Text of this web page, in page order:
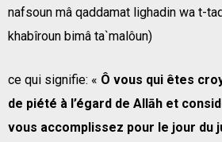
nafsoun mâ qaddamat lighadin wa t-
khabîroun bimâ ta`malôun)
ce qui signifie: « Ô vous qui êtes
de piété à l’égard de Allāh et
vous accomplissez pour le jour du